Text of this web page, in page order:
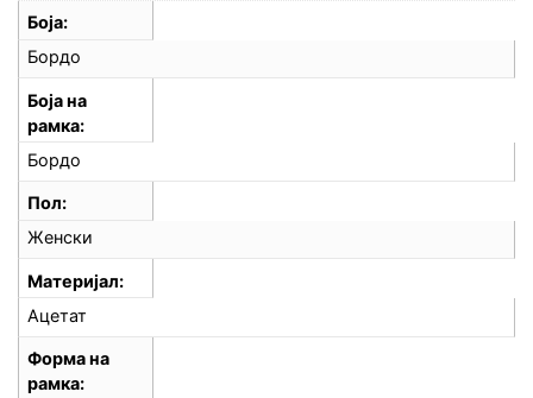
Боја
Бордо
Боја на
рамка
Бордо
Пол
Женски
Материјал
Ацетат
Форма на
рамка